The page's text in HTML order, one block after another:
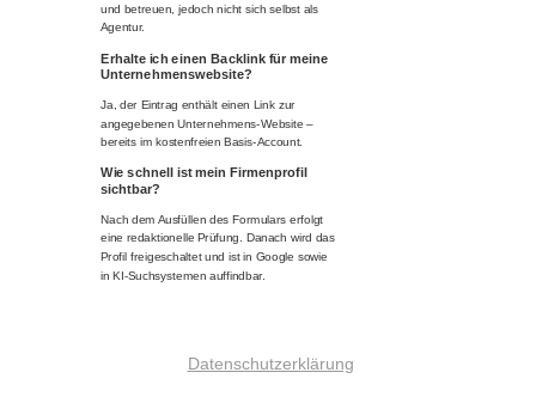
Datenschutzerklärung
und betreuen, jedoch nicht sich selbst als
Agentur.
Erhalte ich einen Backlink für meine
Unternehmenswebsite?
Ja, der Eintrag enthält einen Link zur
angegebenen Unternehmens-Website –
bereits im kostenfreien Basis-Account.
Wie schnell ist mein Firmenprofil
sichtbar?
Nach dem Ausfüllen des Formulars erfolgt
eine redaktionelle Prüfung. Danach wird das
Profil freigeschaltet und ist in Google sowie
in KI-Suchsystemen auffindbar.